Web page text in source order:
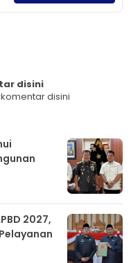
disini
disini
2027,